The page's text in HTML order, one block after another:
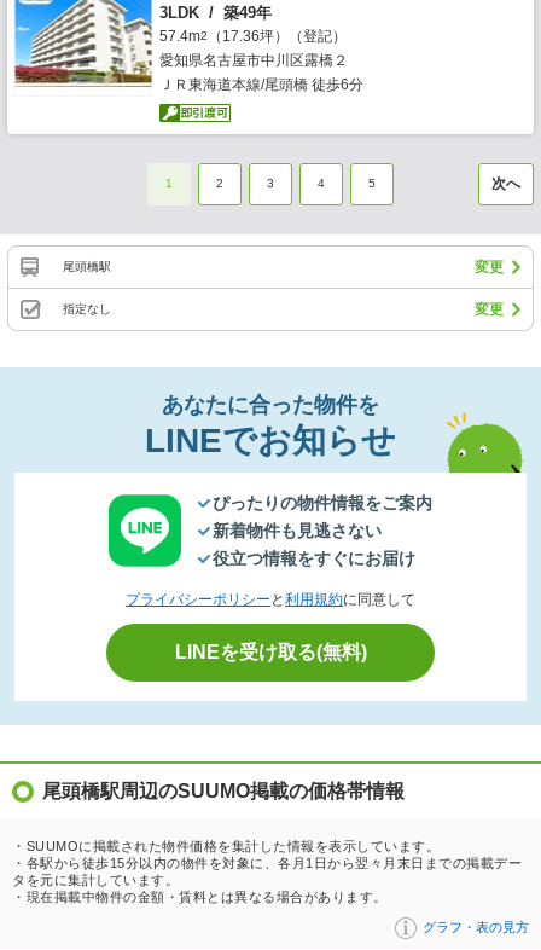
3LDK / 築49年
57.4m2
（17.36坪）（登記）
愛知県名古屋市中川区露橋２
ＪＲ東海道本線/尾頭橋 徒歩6分
1 2 3 4 5 次へ
尾頭橋駅 変更
指定なし 変更
あなたに合った物件を
LINEでお知らせ
ぴったりの物件情報をご案内
新着物件も見逃さない
役立つ情報をすぐにお届け
プライバシーポリシー と 利用規約に同意して
LINEを受け取る(無料)
尾頭橋駅周辺のSUUMO掲載の価格帯情報
・SUUMOに掲載された物件価格を集計した情報を表示しています。
・各駅から徒歩15分以内の物件を対象に、各月1日から翌々月末日までの掲載デー
タを元に集計しています。
・現在掲載中物件の金額・賃料とは異なる場合があります。
グラフ・表の見方